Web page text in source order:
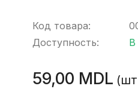
Код товара:
Доступность:
В
59,00 MDL